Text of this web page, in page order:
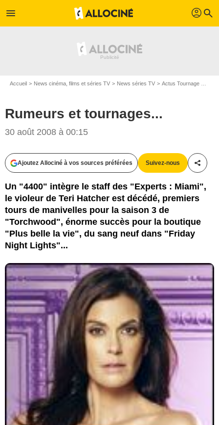
menu profil search
Accueil News cinéma, films et séries TV News séries TV Actus Tournage Séries TV
Rumeurs et tournages...
30 août 2008 à 00:15
Ajoutez Allociné à vos sources préférées Suivez-nous
Un "4400" intègre le staff des "Experts : Miami",
le violeur de Teri Hatcher est décédé, premiers
tours de manivelles pour la saison 3 de
"Torchwood", énorme succès pour la boutique
"Plus belle la vie", du sang neuf dans "Friday
Night Lights"...